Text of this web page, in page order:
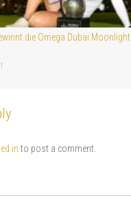
die Omega Dubai Moonlight…
in to post a comment.